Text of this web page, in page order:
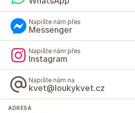
Napište nám přes
Messenger
Napište nám přes
Instagram
Napište nám na
kvet@loukykvet.cz
ADRESA